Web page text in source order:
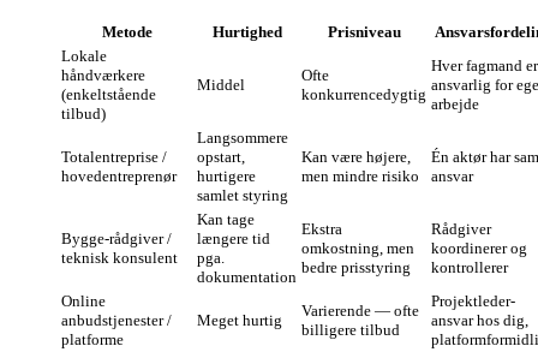
Metode Hurtighed Prisniveau
Lokale
håndværkere
(enkeltstående
tilbud)
Middel
Ofte
konkurrencedygtig
Hver fagmand er
ansvarlig for
arbejde
Totalentreprise /
hovedentreprenør
Langsommere
opstart,
hurtigere
samlet styring
Kan være højere,
men mindre risiko
Én aktør har
ansvar
Bygge-rådgiver /
teknisk konsulent
Kan tage
længere tid
pga.
dokumentation
Ekstra
omkostning, men
bedre prisstyring
Rådgiver
koordinerer og
kontrollerer
Online
anbudstjenester /
platforme
Meget hurtig
Varierende — ofte
billigere tilbud
Projektleder-
ansvar hos dig,